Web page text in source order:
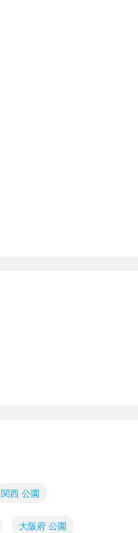
関西 公園
大阪府 公園